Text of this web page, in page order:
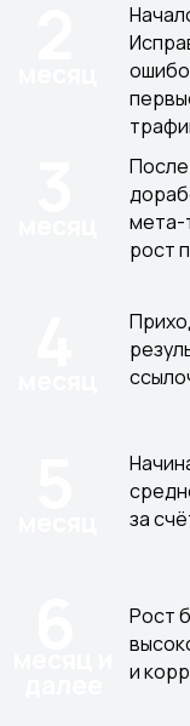
мета-
рост
за
Рост
и